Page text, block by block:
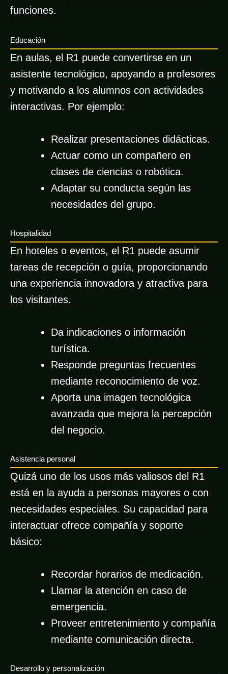
funciones.
Educación
En aulas, el R1 puede convertirse en un
asistente tecnológico, apoyando a profesores
y motivando a los alumnos con actividades
interactivas. Por ejemplo:
Realizar presentaciones didácticas.
Actuar como un compañero en
clases de ciencias o robótica.
Adaptar su conducta según las
necesidades del grupo.
Hospitalidad
En hoteles o eventos, el R1 puede asumir
tareas de recepción o guía, proporcionando
una experiencia innovadora y atractiva para
los visitantes.
Da indicaciones o información
turística.
Responde preguntas frecuentes
mediante reconocimiento de voz.
Aporta una imagen tecnológica
avanzada que mejora la percepción
del negocio.
Asistencia personal
Quizá uno de los usos más valiosos del R1
está en la ayuda a personas mayores o con
necesidades especiales. Su capacidad para
interactuar ofrece compañía y soporte
básico:
Recordar horarios de medicación.
Llamar la atención en caso de
emergencia.
Proveer entretenimiento y compañía
mediante comunicación directa.
Desarrollo y personalización